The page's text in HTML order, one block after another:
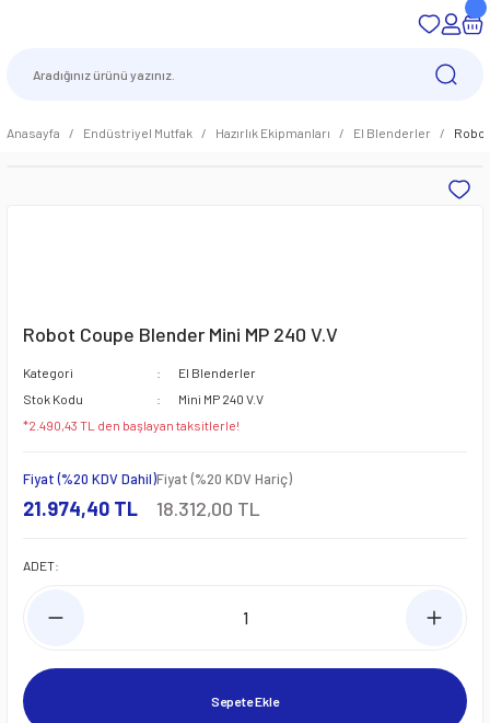
Anasayfa Endüstriyel Mutfak Hazırlık Ekipmanları El Blenderler
Robot Coupe Blender Mini MP 240 V.V
Kategori
El Blenderler
Stok Kodu
Mini MP 240 V.V
*2.490,43 TL den başlayan taksitlerle!
Fiyat (%20 KDV Dahil)
21.974,40 TL
Fiyat (%20 KDV Hariç)
18.312,00 TL
ADET:
Sepete Ekle